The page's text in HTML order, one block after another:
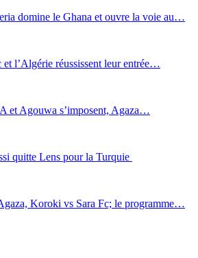
domine le Ghana et ouvre la voie au…
l’Algérie réussissent leur entrée…
et Agouwa s’imposent, Agaza…
quitte Lens pour la Turquie
Koroki vs Sara Fc; le programme…